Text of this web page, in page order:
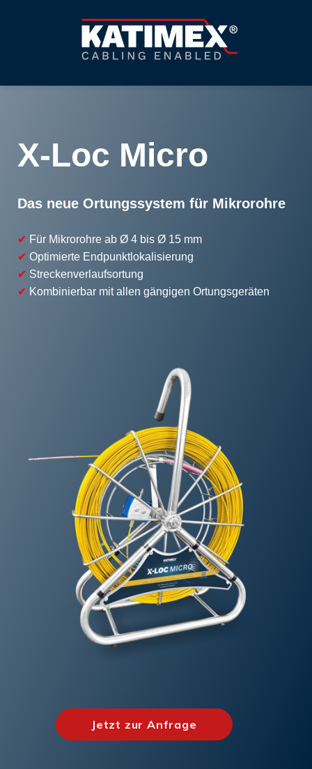
X-Loc Micro
Das neue Ortungssystem für Mikrorohre
✔ Für Mikrorohre ab Ø 4 bis Ø 15 mm
✔ Optimierte Endpunktlokalisierung
✔ Streckenverlaufsortung
✔ Kombinierbar mit allen gängigen Ortungsgeräten
Jetzt zur Anfrage